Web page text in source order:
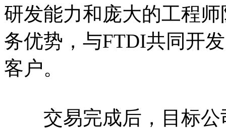
研发能力和庞大的工程
务优势，与FTDI共同开
客户。
交易完成后，目标公